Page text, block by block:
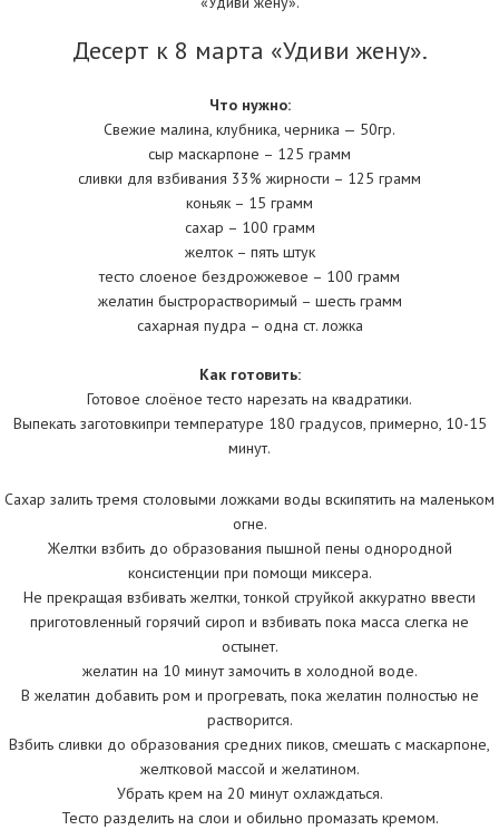
Десерт к 8 марта «Удиви жену».
Что нужно:
Свежие малина, клубника, черника — 50гр.
сыр маскарпоне – 125 грамм
сливки для взбивания 33% жирности – 125 грамм
коньяк – 15 грамм
сахар – 100 грамм
желток – пять штук
тесто слоеное бездрожжевое – 100 грамм
желатин быстрорастворимый – шесть грамм
сахарная пудра – одна ст. ложка
Как готовить:
Готовое слоёное тесто нарезать на квадратики.
Выпекать заготовкипри температуре 180 градусов, примерно, 10-15
минут.
Сахар залить тремя столовыми ложками воды вскипятить на маленьком
огне.
Желтки взбить до образования пышной пены однородной
консистенции при помощи миксера.
Не прекращая взбивать желтки, тонкой струйкой аккуратно ввести
приготовленный горячий сироп и взбивать пока масса слегка не
остынет.
желатин на 10 минут замочить в холодной воде.
В желатин добавить ром и прогревать, пока желатин полностью не
растворится.
Взбить сливки до образования средних пиков, смешать с маскарпоне,
желтковой массой и желатином.
Убрать крем на 20 минут охлаждаться.
Тесто разделить на слои и обильно промазать кремом.